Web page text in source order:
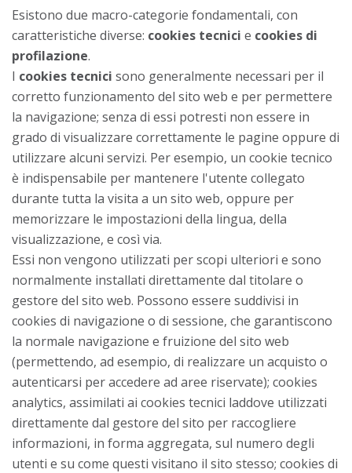
Esistono due macro-categorie fondamentali, con
caratteristiche diverse: cookies tecnici e cookies di
profilazione.
I cookies tecnici sono generalmente necessari per il
corretto funzionamento del sito web e per permettere
la navigazione; senza di essi potresti non essere in
grado di visualizzare correttamente le pagine oppure di
utilizzare alcuni servizi. Per esempio, un cookie tecnico
è indispensabile per mantenere l'utente collegato
durante tutta la visita a un sito web, oppure per
memorizzare le impostazioni della lingua, della
visualizzazione, e così via.
Essi non vengono utilizzati per scopi ulteriori e sono
normalmente installati direttamente dal titolare o
gestore del sito web. Possono essere suddivisi in
cookies di navigazione o di sessione, che garantiscono
la normale navigazione e fruizione del sito web
(permettendo, ad esempio, di realizzare un acquisto o
autenticarsi per accedere ad aree riservate); cookies
analytics, assimilati ai cookies tecnici laddove utilizzati
direttamente dal gestore del sito per raccogliere
informazioni, in forma aggregata, sul numero degli
utenti e su come questi visitano il sito stesso; cookies di